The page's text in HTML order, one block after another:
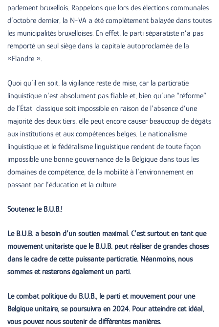
parlement bruxellois. Rappelons que lors des élections communales
d’octobre dernier, la N-VA a été complètement balayée dans toutes
les municipalités bruxelloises. En effet, le parti séparatiste n’a pas
remporté un seul siège dans la capitale autoproclamée de la
«Flandre ».
Quoi qu’il en soit, la vigilance reste de mise, car la particratie
linguistique n’est absolument pas fiable et, bien qu’une “réforme”
de l’État classique soit impossible en raison de l’absence d’une
majorité des deux tiers, elle peut encore causer beaucoup de dégâts
aux institutions et aux compétences belges. Le nationalisme
linguistique et le fédéralisme linguistique rendent de toute façon
impossible une bonne gouvernance de la Belgique dans tous les
domaines de compétence, de la mobilité à l’environnement en
passant par l’éducation et la culture.
Soutenez le B.U.B.!
Le B.U.B. a besoin d’un soutien maximal. C’est surtout en tant que
mouvement unitariste que le B.U.B. peut réaliser de grandes choses
dans le cadre de cette puissante particratie. Néanmoins, nous
sommes et resterons également un parti.
Le combat politique du B.U.B., le parti et mouvement pour une
Belgique unitaire, se poursuivra en 2024. Pour atteindre cet idéal,
vous pouvez nous soutenir de différentes manières.